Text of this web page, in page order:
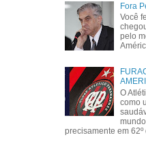
Fora
Você
pelo
O
como
precisamente em 62º